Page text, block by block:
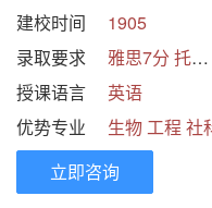
建校时间 1905
录取要求
雅思7分 托福100分 SAT1350~1500 GPA3分
授课语言
英语
优势专业
生物 工程 社
立即咨询